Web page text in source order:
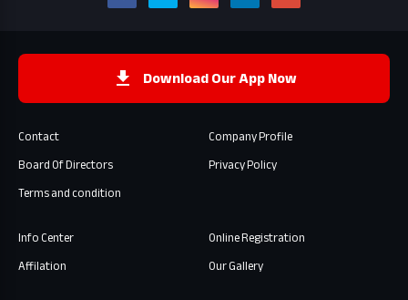
Download Our App Now
Contact
Company Profile
Board Of Directors
Privacy Policy
Terms and condition
Info Center
Online Registration
Affilation
Our Gallery